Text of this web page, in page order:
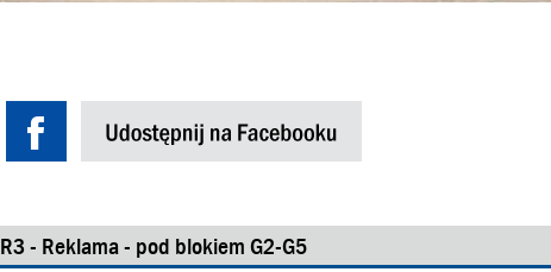
R3 - Reklama - pod blokiem G2-G5